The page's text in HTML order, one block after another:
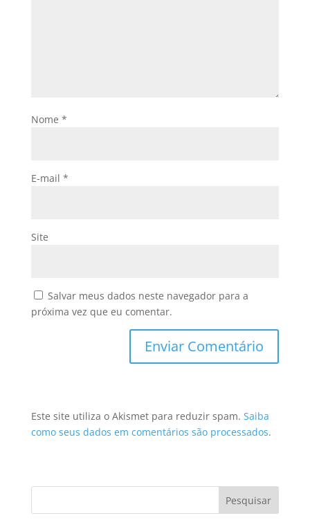
Nome *
E-mail *
Site
Salvar meus dados neste navegador para a
próxima vez que eu comentar.
Este site utiliza o Akismet para reduzir spam. Saiba
como seus dados em comentários são processados.
Pesquisar